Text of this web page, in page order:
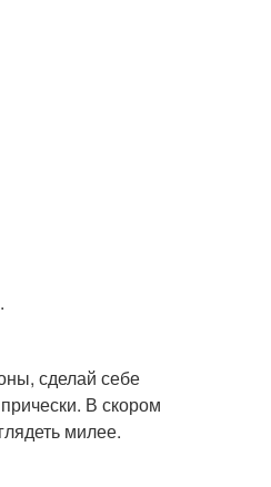
сделай себе
В скором
милее.